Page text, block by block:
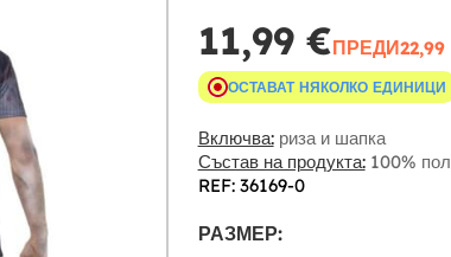
11,99 €ПРЕДИ22,99
ОСТАВАТ НЯКОЛКО ЕДИНИЦИ
Включва:риза и шапка
Състав на продукта:100%
REF: 36169-0
РАЗМЕР: